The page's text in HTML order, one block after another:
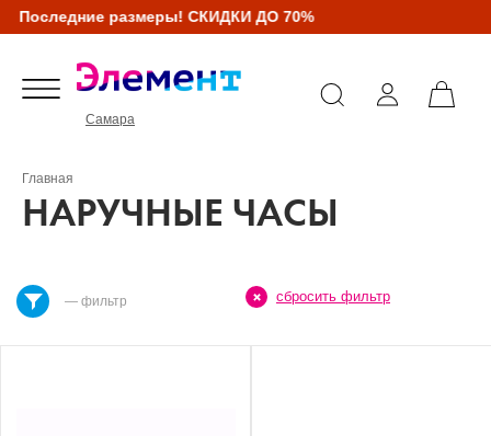
Последние размеры! СКИДКИ ДО 70%
Самара
Главная
НАРУЧНЫЕ ЧАСЫ
— фильтр сбросить фильтр